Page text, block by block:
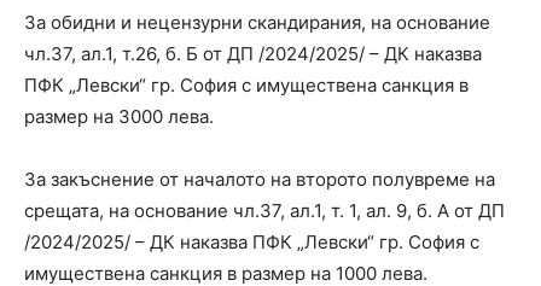
За обидни и нецензурни скандирания, на основание
чл.37, ал.1, т.26, б. Б от ДП /2024/2025/ – ДК наказва
ПФК „Левски“ гр. София с имуществена санкция в
размер на 3000 лева.
За закъснение от началото на второто полувреме на
срещата, на основание чл.37, ал.1, т. 1, ал. 9, б. А от ДП
/2024/2025/ – ДК наказва ПФК „Левски“ гр. София с
имуществена санкция в размер на 1000 лева.